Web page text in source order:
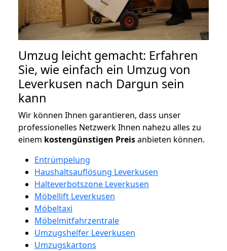
Umzug leicht gemacht: Erfahren
Sie, wie einfach ein Umzug von
Leverkusen nach Dargun sein
kann
Wir können Ihnen garantieren, dass unser
professionelles Netzwerk Ihnen nahezu alles zu
einem kostengünstigen Preisanbieten können.
Entrümpelung
Haushaltsauflösung Leverkusen
Halteverbotszone Leverkusen
Möbellift Leverkusen
Möbeltaxi
Möbelmitfahrzentrale
Umzugshelfer Leverkusen
Umzugskartons